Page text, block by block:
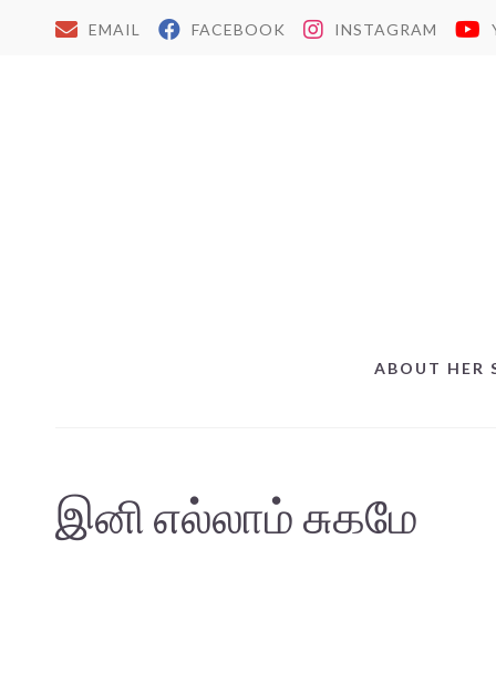
EMAIL FACEBOOK INSTAGRAM
ABOUT HER
இனி எல்லாம் சுகமே